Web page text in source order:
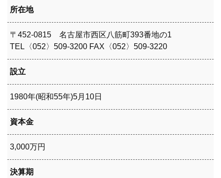
所在地
〒452-0815 名古屋市西区八筋町393番地の1
TEL〈052〉509-3200 FAX〈052〉509-3220
設立
1980年(昭和55年)5月10日
資本金
3,000万円
決算期